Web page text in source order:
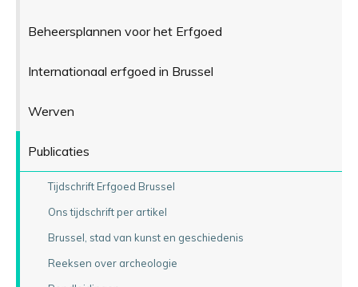
Beheersplannen voor het Erfgoed
Internationaal erfgoed in Brussel
Werven
Publicaties
Tijdschrift Erfgoed Brussel
Ons tijdschrift per artikel
Brussel, stad van kunst en geschiedenis
Reeksen over archeologie